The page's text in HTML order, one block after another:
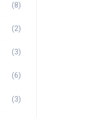
(8)
(2)
(3)
(6)
(3)